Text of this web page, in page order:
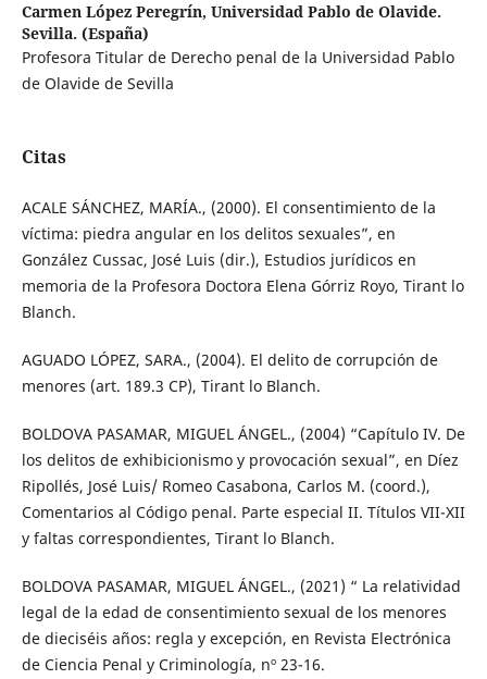
Carmen López Peregrín, Universidad Pablo de Olavide.
Sevilla. (España)
Profesora Titular de Derecho penal de la Universidad Pablo
de Olavide de Sevilla
Citas
ACALE SÁNCHEZ, MARÍA., (2000). El consentimiento de la
víctima: piedra angular en los delitos sexuales”, en
González Cussac, José Luis (dir.), Estudios jurídicos en
memoria de la Profesora Doctora Elena Górriz Royo, Tirant lo
Blanch.
AGUADO LÓPEZ, SARA., (2004). El delito de corrupción de
menores (art. 189.3 CP), Tirant lo Blanch.
BOLDOVA PASAMAR, MIGUEL ÁNGEL., (2004) “Capítulo IV. De
los delitos de exhibicionismo y provocación sexual”, en Díez
Ripollés, José Luis/ Romeo Casabona, Carlos M. (coord.),
Comentarios al Código penal. Parte especial II. Títulos VII-XII
y faltas correspondientes, Tirant lo Blanch.
BOLDOVA PASAMAR, MIGUEL ÁNGEL., (2021) “ La relatividad
legal de la edad de consentimiento sexual de los menores
de dieciséis años: regla y excepción, en Revista Electrónica
de Ciencia Penal y Criminología, nº 23-16.